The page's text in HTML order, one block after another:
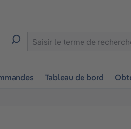
Tableau de bord